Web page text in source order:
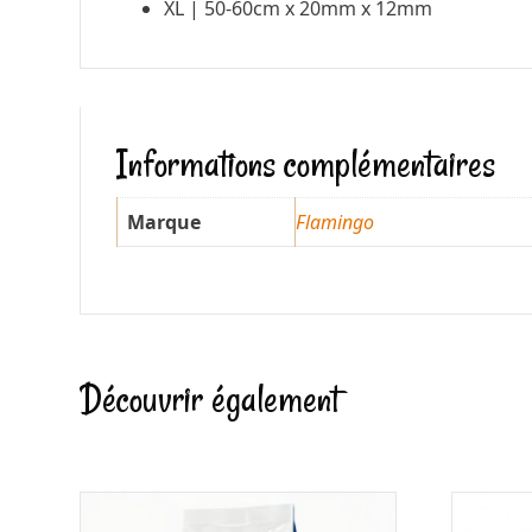
XL | 50-60cm x 20mm x 12mm
Informations complémentaires
Marque Flamingo
Découvrir également